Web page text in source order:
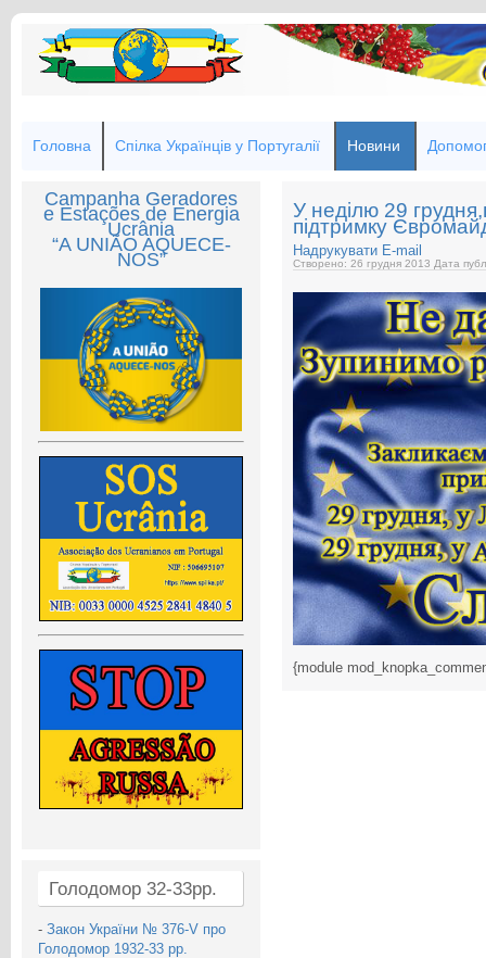
Головна Спілка Українців у Португалії Новини
Campanha Geradores
e Estações de Energia
Ucrânia
“A UNIÃO AQUECE-
NOS”
Голодомор 32-33рр.
- Закон України № 376-V про
Голодомор 1932-33 рр.
У неділю 29
підтримку
Надрукувати E-mail
Створено: 26 грудня 2013 Дата
{module